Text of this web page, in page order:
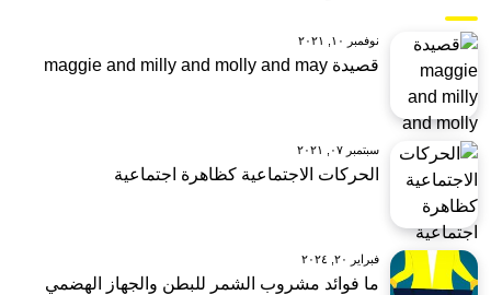
نوفمبر ١٠, ٢٠٢١
قصيدة maggie and milly and molly and may
سبتمبر ٠٧, ٢٠٢١
الحركات الاجتماعية كظاهرة اجتماعية
فبراير ٢٠, ٢٠٢٤
ما فوائد مشروب الشمر للبطن والجهاز الهضمي